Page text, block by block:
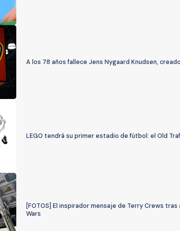
A los 78 años fallece Jens Nygaard Knudsen,
LEGO tendrá su primer estadio de fútbol: el Old
[FOTOS] El inspirador mensaje de Terry Crews tras
Wars